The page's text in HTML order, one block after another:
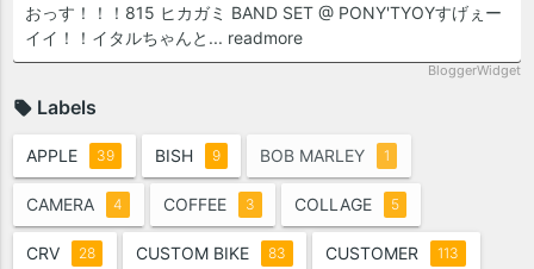
おっす！！！815 ヒカガミ BAND SET @ PONY'TYOYすげぇー
イイ！！イタルちゃんと... readmore
BloggerWidget
Labels
APPLE 39 BISH 9 BOB MARLEY 1
CAMERA 4 COFFEE 3 COLLAGE 5
CRV 28 CUSTOM BIKE 83 CUSTOMER 113